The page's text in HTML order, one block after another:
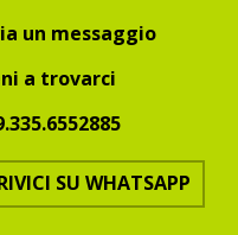
un messaggio
a trovarci
SU WHATSAPP